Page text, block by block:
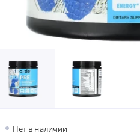
Нет в наличии